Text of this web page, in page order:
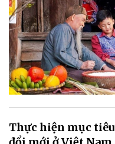
Thực hiện mục